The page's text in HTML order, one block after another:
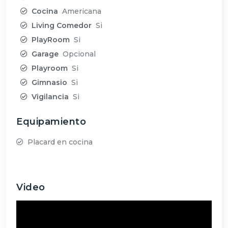
Cocina Americana
Living Comedor Si
PlayRoom Si
Garage Opcional
Playroom Si
Gimnasio Si
Vigilancia Si
Equipamiento
Placard en cocina
Video